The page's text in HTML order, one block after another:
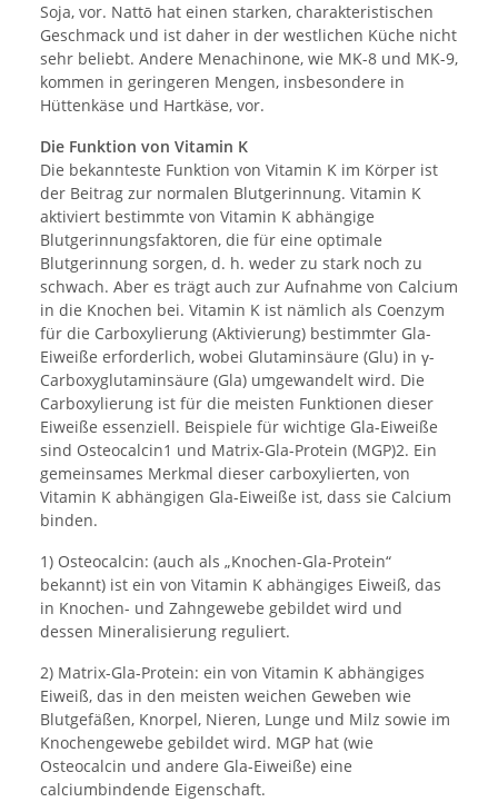
Soja, vor. Nattō hat einen starken, charakteristischen
Geschmack und ist daher in der westlichen Küche nicht
sehr beliebt. Andere Menachinone, wie MK-8 und MK-9,
kommen in geringeren Mengen, insbesondere in
Hüttenkäse und Hartkäse, vor.
Die Funktion von Vitamin K
Die bekannteste Funktion von Vitamin K im Körper ist
der Beitrag zur normalen Blutgerinnung. Vitamin K
aktiviert bestimmte von Vitamin K abhängige
Blutgerinnungsfaktoren, die für eine optimale
Blutgerinnung sorgen, d. h. weder zu stark noch zu
schwach. Aber es trägt auch zur Aufnahme von Calcium
in die Knochen bei. Vitamin K ist nämlich als Coenzym
für die Carboxylierung (Aktivierung) bestimmter Gla-
Eiweiße erforderlich, wobei Glutaminsäure (Glu) in γ-
Carboxyglutaminsäure (Gla) umgewandelt wird. Die
Carboxylierung ist für die meisten Funktionen dieser
Eiweiße essenziell. Beispiele für wichtige Gla-Eiweiße
sind Osteocalcin1 und Matrix-Gla-Protein (MGP)2. Ein
gemeinsames Merkmal dieser carboxylierten, von
Vitamin K abhängigen Gla-Eiweiße ist, dass sie Calcium
binden.
1) Osteocalcin: (auch als „Knochen-Gla-Protein“
bekannt) ist ein von Vitamin K abhängiges Eiweiß, das
in Knochen- und Zahngewebe gebildet wird und
dessen Mineralisierung reguliert.
2) Matrix-Gla-Protein: ein von Vitamin K abhängiges
Eiweiß, das in den meisten weichen Geweben wie
Blutgefäßen, Knorpel, Nieren, Lunge und Milz sowie im
Knochengewebe gebildet wird. MGP hat (wie
Osteocalcin und andere Gla-Eiweiße) eine
calciumbindende Eigenschaft.